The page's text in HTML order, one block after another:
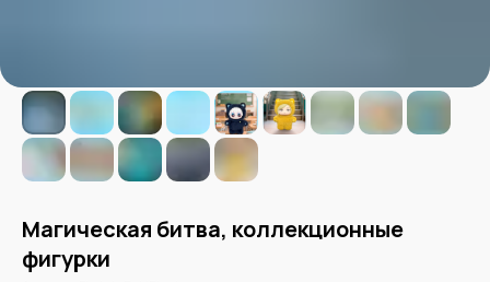
Магическая битва, коллекционные
фигурки